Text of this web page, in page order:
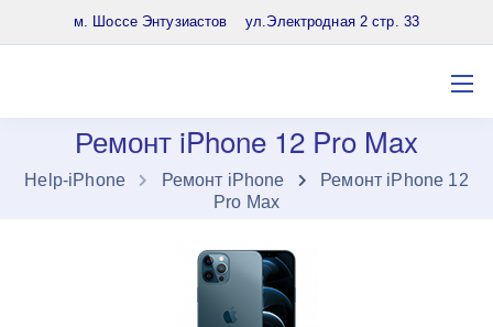
8 (903) 961-65-64
м. Шоссе Энтузиастов ул.Электродная 2 стр. 33
Ремонт iPhone 12 Pro Max
Нelp-iPhone Ремонт iPhone
Ремонт iPhone 12
Pro Max